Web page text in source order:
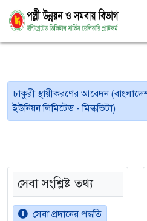
চাকুরী স্থায়ীকরণের আবেদন
ইউনিয়ন লিমিটেড - মিল্কভিটা)
সেবা সংশ্লিষ্ট তথ্য
সেবা প্রদানের পদ্ধতি